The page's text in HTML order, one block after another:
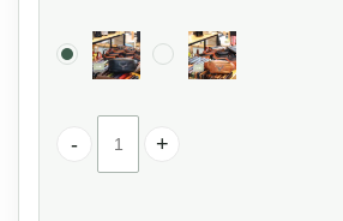
Túi bao tử da bò cao cấp đeo